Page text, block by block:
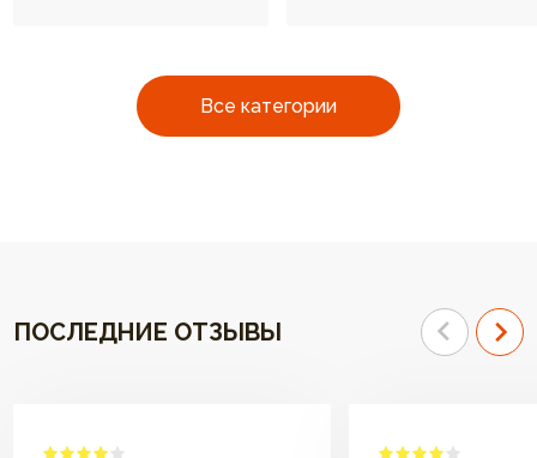
Все категории
ПОСЛЕДНИЕ ОТЗЫВЫ